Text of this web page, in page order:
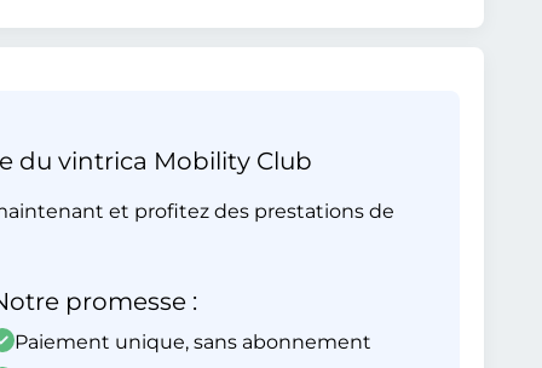
du vintrica Mobility Club
et profitez des prestations de
promesse :
Paiement unique, sans abonnement